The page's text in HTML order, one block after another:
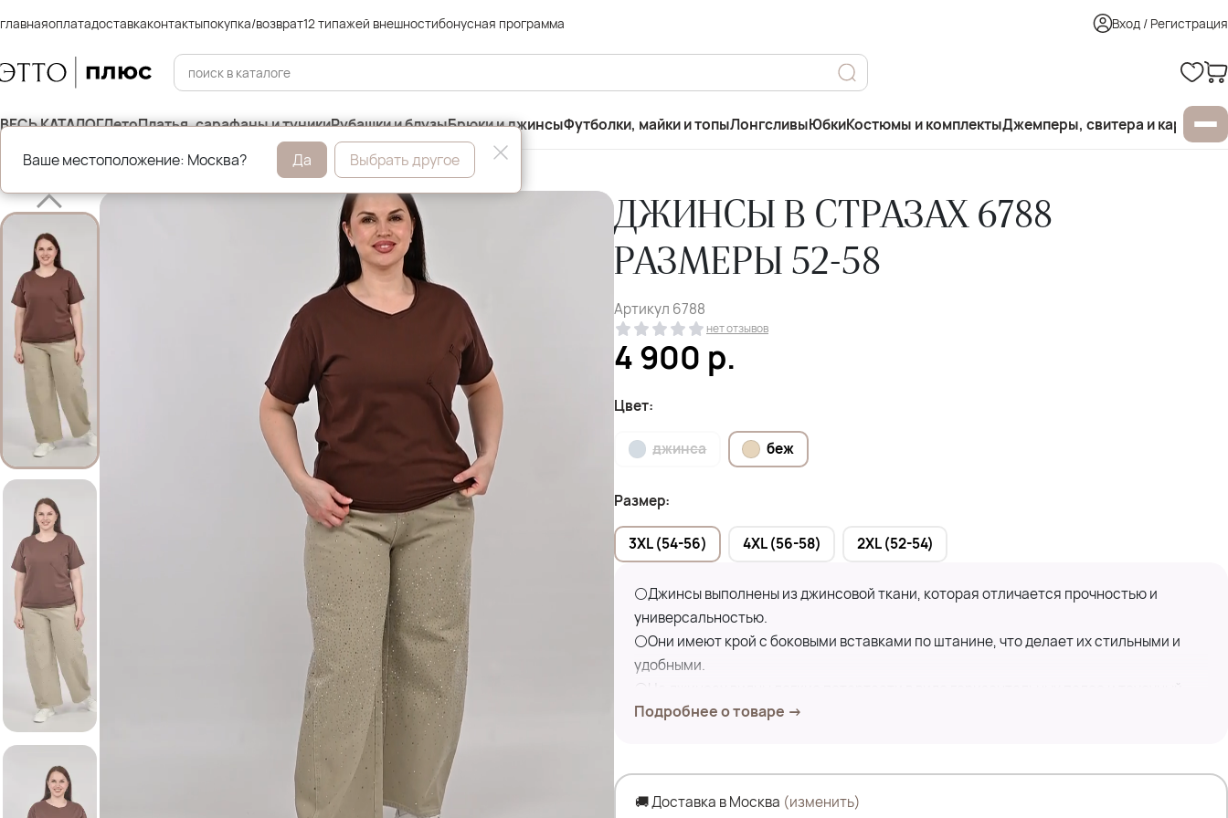
главнаяоплатадоставкаконтактыпокупка/возврат12 типажей внешностибонусная программа Вход / Регистрация
ВЕСЬ КАТАЛОГЛетоПлатья, сарафаны и туникиРубашки и блузыБрюки и джинсыФутболки, майки и топыЛонгсливыЮбкиКостюмы и комплектыДжемперы, свитера и
Главная Брюки и джинсы
ДЖИНСЫ В СТРАЗАХ 6788
РАЗМЕРЫ 52-58
Артикул 6788
нет отзывов
4 900 р.
Цвет:
джинса беж
Размер:
3XL (54-56) 4XL (56-58) 2XL (52-54)
⚪Джинсы выполнены из джинсовой ткани, которая отличается прочностью и
универсальностью.
⚪Они имеют крой с боковыми вставками по штанине, что делает их стильными и
удобными.
⚪На джинсах видны легкие потертости в виде горизонтальных полос и точечный
узор из страз. , которые придают им эстетическую привлекательность.
⚪Задние карманы добавляют традиционный джинсовый стиль.
Подробнее о товаре →
🚚 Доставка в Москва (изменить)
Ваше местоположение: Москва? Да Выбрать другое